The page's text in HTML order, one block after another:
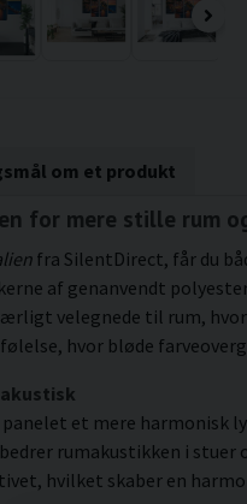
om et produkt
for mere stille rum
fra SilentDirect, får du
af genanvendt
velegnede til rum,
hvor bløde
et mere harmonisk
rumakustikken i
hvilket skaber en